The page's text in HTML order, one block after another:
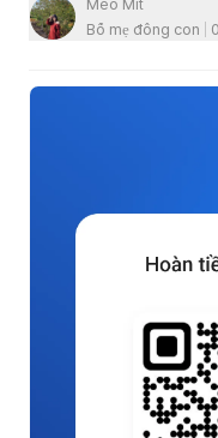
Mèo Mít
Bố mẹ đông con